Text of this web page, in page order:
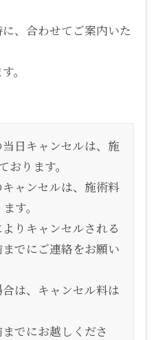
、合わせてご案内いた
。
日キャンセルは、施
ります。
ャンセルは、施術料
す。
りキャンセルされる
でにご連絡をお願い
は、キャンセル料は
でにお越しくださ